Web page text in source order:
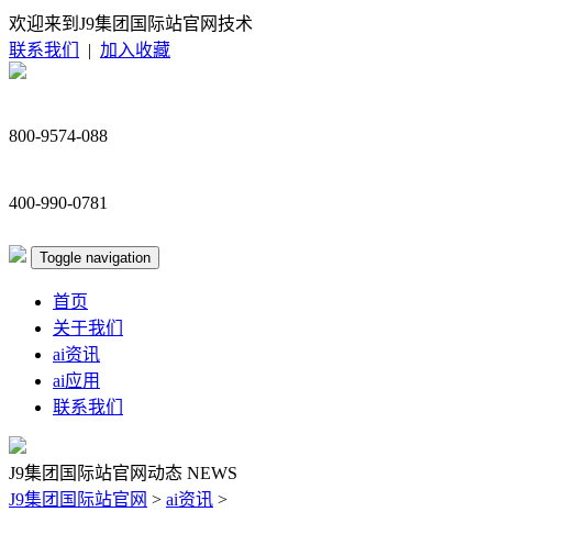
欢迎来到J9集团国际站官网技术
联系我们
| 加入收藏
800-9574-088
400-990-0781
Toggle navigation
首页
关于我们
ai资讯
ai应用
联系我们
J9集团国际站官网动态 NEWS
J9集团国际站官网 > ai资讯 >